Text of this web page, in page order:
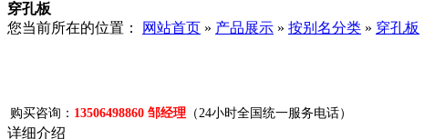
穿孔板
您当前所在的位置：
网站首页 » 产品展示 » 按别名分类 » 穿孔板
购买咨询： 13506498860 邹经理 （24小时全国统一服务电话）
详细介绍